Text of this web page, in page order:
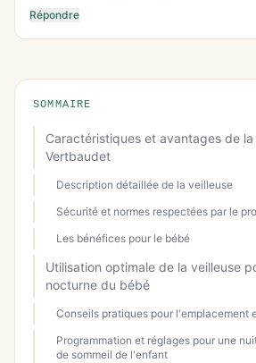
Répondre
SOMMAIRE
Caractéristiques et avantages de
Vertbaudet
Description détaillée de la veilleuse
Sécurité et normes respectées par le
Les bénéfices pour le bébé
Utilisation optimale de la veilleuse
nocturne du bébé
Conseils pratiques pour l'emplacement
Programmation et réglages pour une
de sommeil de l'enfant